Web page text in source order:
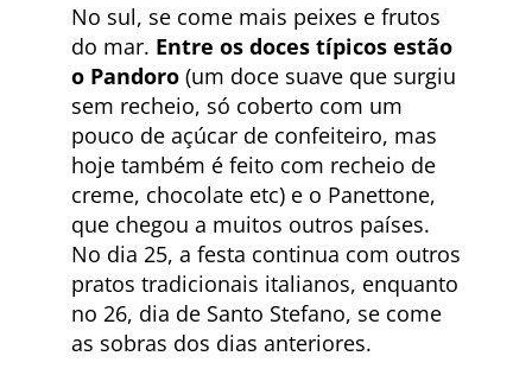
No sul, se come mais peixes e frutos
do mar. Entre os doces típicos estão
o Pandoro (um doce suave que surgiu
sem recheio, só coberto com um
pouco de açúcar de confeiteiro, mas
hoje também é feito com recheio de
creme, chocolate etc) e o Panettone,
que chegou a muitos outros países.
No dia 25, a festa continua com outros
pratos tradicionais italianos, enquanto
no 26, dia de Santo Stefano, se come
as sobras dos dias anteriores.